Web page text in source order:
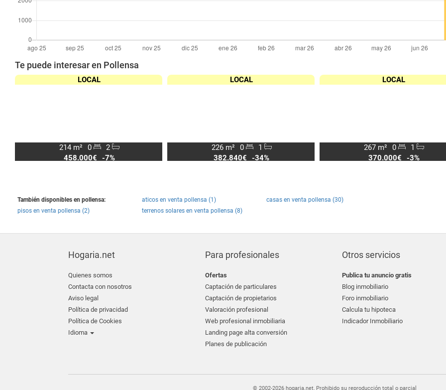
Te puede interesar en Pollensa
LOCAL
214 m² 0
2
458.000€
-7%
LOCAL
226 m² 0
1
382.840€
-34%
LOCAL
267 m² 0
1
370.000€
-3%
También disponibles en pollensa: aticos en venta pollensa (1)
casas en venta pollensa (30)
pisos en venta pollensa (2)
terrenos solares en venta pollensa (8)
Hogaria.net
Quienes somos
Contacta con nosotros
Aviso legal
Política de privacidad
Política de Cookies
Idioma
Para profesionales
Ofertas
Captación de particulares
Captación de propietarios
Valoración profesional
Web profesional inmobiliaria
Landing page alta conversión
Planes de publicación
Otros servicios
Publica tu anuncio gratis
Blog inmobiliario
Foro inmobiliario
Calcula tu hipoteca
Indicador Inmobiliario
© 2002-2026 hogaria.net, Prohibido su reproducción total o parcial